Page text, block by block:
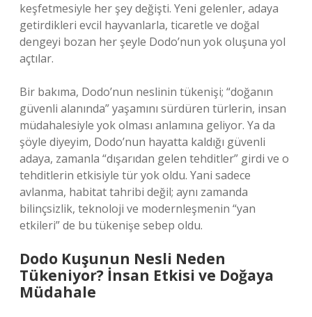
keşfetmesiyle her şey değişti. Yeni gelenler, adaya
getirdikleri evcil hayvanlarla, ticaretle ve doğal
dengeyi bozan her şeyle Dodo’nun yok oluşuna yol
açtılar.
Bir bakıma, Dodo’nun neslinin tükenişi; “doğanın
güvenli alanında” yaşamını sürdüren türlerin, insan
müdahalesiyle yok olması anlamına geliyor. Ya da
şöyle diyeyim, Dodo’nun hayatta kaldığı güvenli
adaya, zamanla “dışarıdan gelen tehditler” girdi ve o
tehditlerin etkisiyle tür yok oldu. Yani sadece
avlanma, habitat tahribi değil; aynı zamanda
bilinçsizlik, teknoloji ve modernleşmenin “yan
etkileri” de bu tükenişe sebep oldu.
Dodo Kuşunun Nesli Neden
Tükeniyor? İnsan Etkisi ve Doğaya
Müdahale